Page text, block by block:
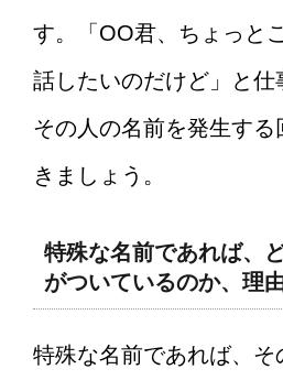
す。「OO君、ちょっと
話したいのだけど」と仕
その人の名前を発生す
きましょう。
特殊な名前であれば、
がついているのか、理
特殊な名前であれば、そ